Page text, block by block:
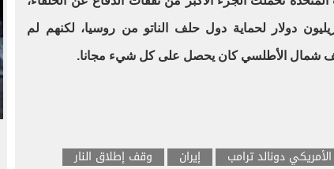
دولار لحماية دول حلف الناتو من روسيا، لكنهم لم
شمال الأطلسي كان يحصل على كل شيء مجانا.
دونالد ترامب إيران
وقف إطلاق النار